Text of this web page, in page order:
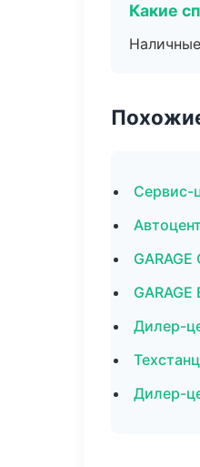
Какие
Сервис-
Дилер-
Дилер-